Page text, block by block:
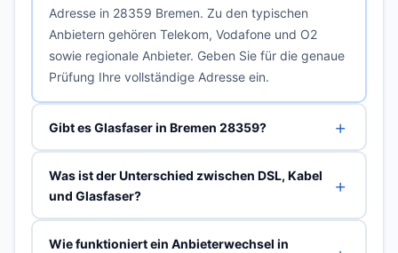
Adresse in 28359 Bremen. Zu den typischen
Anbietern gehören Telekom, Vodafone und O2
sowie regionale Anbieter. Geben Sie für die genaue
Prüfung Ihre vollständige Adresse ein.
Gibt es Glasfaser in Bremen 28359?
Was ist der Unterschied zwischen DSL, Kabel
und Glasfaser?
Wie funktioniert ein Anbieterwechsel in